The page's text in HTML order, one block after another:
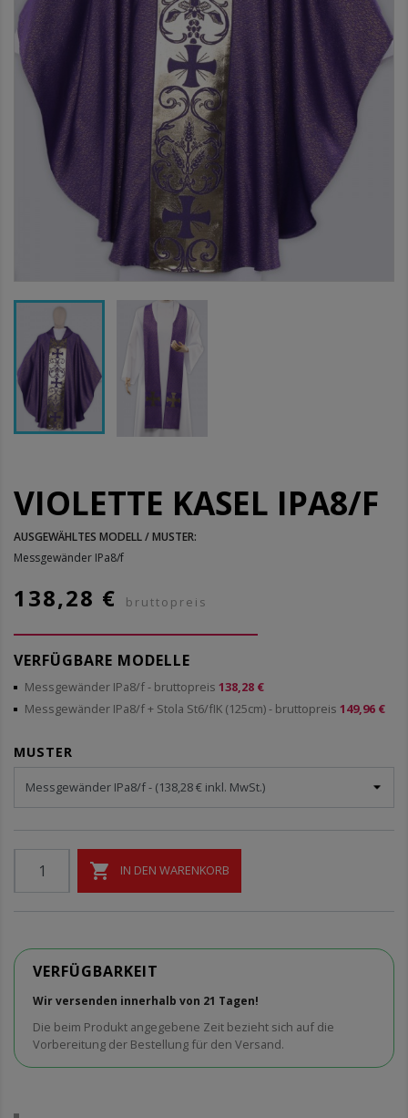
VIOLETTE KASEL IPA8/F
AUSGEWÄHLTES MODELL / MUSTER:
Messgewänder IPa8/f
138,28 € bruttopreis
VERFÜGBARE MODELLE
Messgewänder IPa8/f- bruttopreis 138,28 €
Messgewänder IPa8/f + Stola St6/fIK (125cm)- bruttopreis 149,96 €
MUSTER
 IN DEN WARENKORB
VERFÜGBARKEIT
Wir versenden innerhalb von 21 Tagen!
Die beim Produkt angegebene Zeit bezieht sich auf die
Vorbereitung der Bestellung für den Versand.